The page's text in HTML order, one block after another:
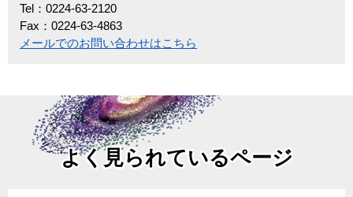
Tel：0224-63-2120
Fax：0224-63-4863
メールでのお問い合わせはこちら
よく見られているページ